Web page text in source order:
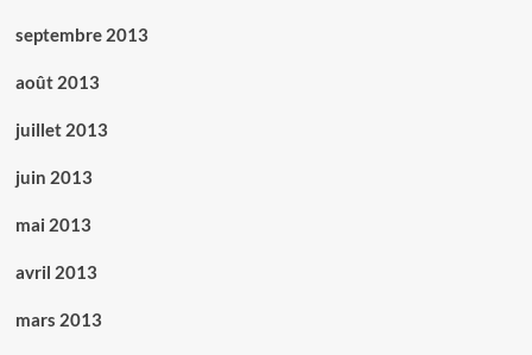
septembre 2013
août 2013
juillet 2013
juin 2013
mai 2013
avril 2013
mars 2013